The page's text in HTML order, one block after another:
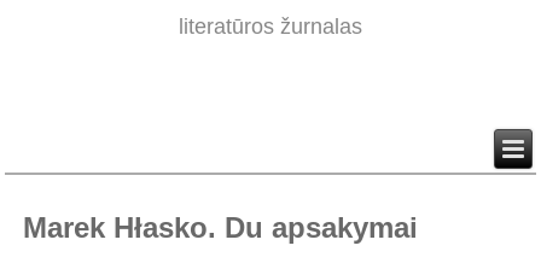
literatūros žurnalas
Marek Hłasko. Du apsakymai